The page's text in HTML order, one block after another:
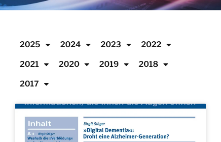
2025 2024 2023 2022
2021 2020 2019 2018
2017